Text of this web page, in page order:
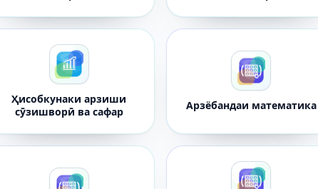
Ҳисобкунаки арзиши
сӯзишворӣ ва сафар
Арзёбандаи математика